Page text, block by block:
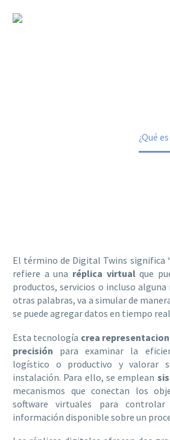
¿Qué
El término de Digital Twins significa
refiere a una réplica virtualque
productos, servicios o incluso
otras palabras, va a simular de
se puede agregar datos en tiempo
Esta tecnología crea
precisión para examinar la
logístico o productivo y valorar
instalación. Para ello, se emplean
mecanismos que conectan los
software virtuales para
información disponible sobre un